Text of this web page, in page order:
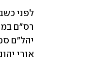
לפני
אורי יהונתן